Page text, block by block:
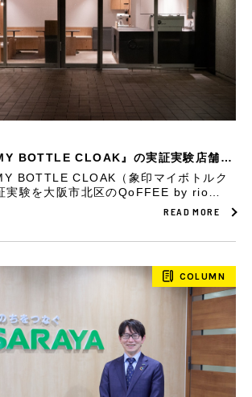
BOTTLE CLOAK』の実証実験店舗を
BOTTLE CLOAK（象印マイボトルク
実験を大阪市北区のQoFFEE by rio
屋市のRIO COFFEE 芦屋本店にて実施
READ MORE
COLUMN